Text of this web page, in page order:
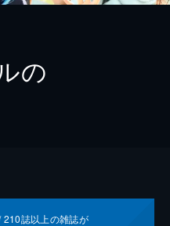
の
210誌以上の雑誌が